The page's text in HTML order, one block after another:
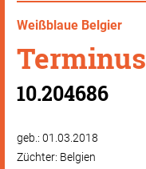
Weißblaue Belgier
Terminus
10.204686
geb.: 01.03.2018
Züchter: Belgien